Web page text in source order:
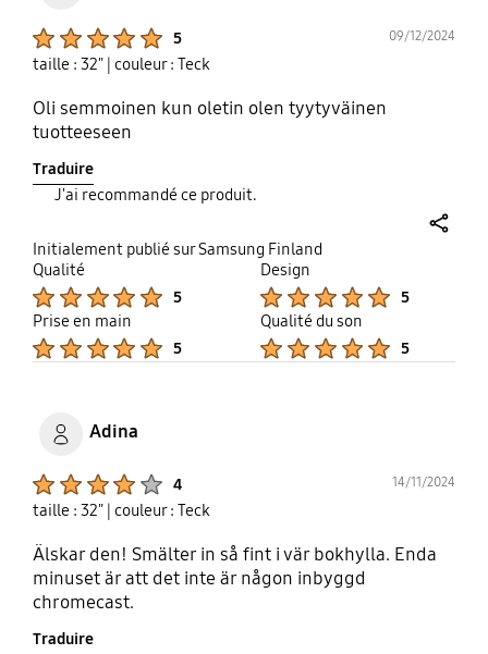
5 09/12/2024
taille : 32" | couleur : Teck
Oli semmoinen kun oletin olen tyytyväinen
tuotteeseen
Traduire
J'ai recommandé ce produit.
Initialement publié sur Samsung Finland
Qualité
5
Design
5
Prise en main
5
Qualité du son
5
Adina
4 14/11/2024
taille : 32" | couleur : Teck
Älskar den! Smälter in så fint i vär bokhylla. Enda
minuset är att det inte är någon inbyggd
chromecast.
Traduire